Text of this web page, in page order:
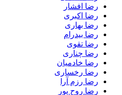
رضا افشار
رضا اکبری
رضا بهاری
رضا بیدرام
رضا تقوی
رضا چناری
رضا خادمیان
رضا رخساری
رضا رزم آرا
رضا روح پور